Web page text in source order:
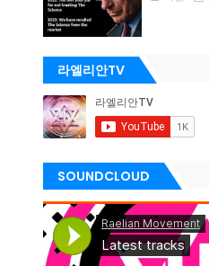
라엘리안TV
SOUNDCLOUD